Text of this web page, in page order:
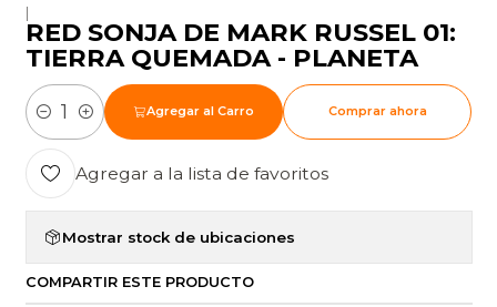
RED SONJA DE MARK RUSSEL 01:
TIERRA QUEMADA - PLANETA
Cantidad
Agregar al Carro Comprar ahora
Agregar a la lista de favoritos
Mostrar stock de ubicaciones
COMPARTIR ESTE PRODUCTO